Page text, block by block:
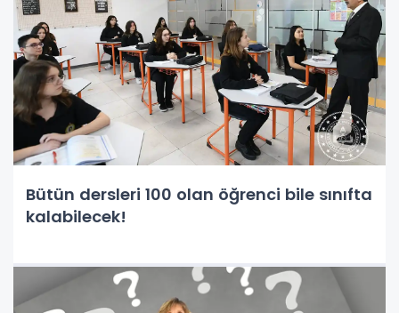
Bütün dersleri 100 olan öğrenci bile sınıfta
kalabilecek!